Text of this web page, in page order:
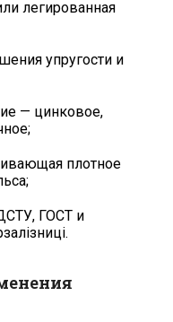
легированная
упругости и
— цинковое,
плотное
ГОСТ и